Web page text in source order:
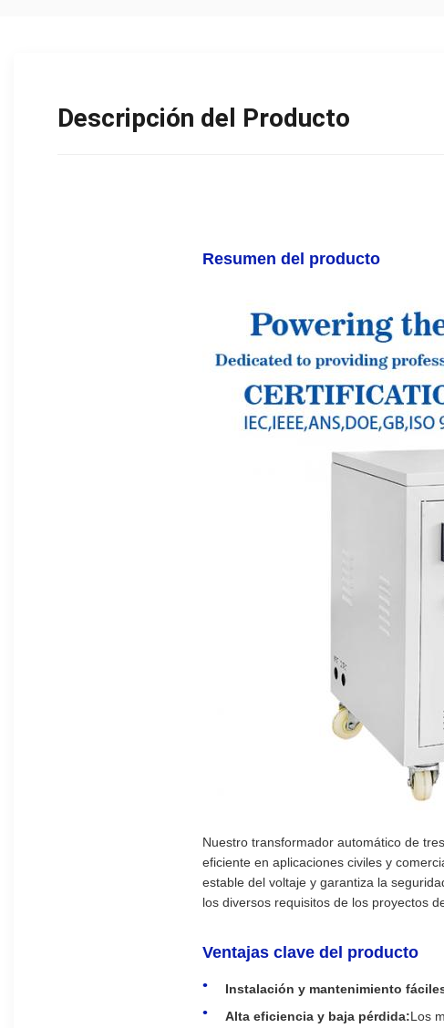
Descripción del Producto
Resumen del producto
Nuestro transformador automático de
eficiente en aplicaciones civiles y
estable del voltaje y garantiza la
los diversos requisitos de los proyectos
Ventajas clave del producto
Instalación y mantenimiento
Alta eficiencia y baja pérdida:Los